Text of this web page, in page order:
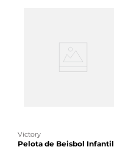
victory
Pelota de Beisbol Infantil